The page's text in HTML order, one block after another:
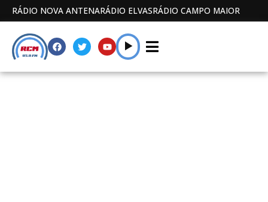
RÁDIO NOVA ANTENARÁDIO ELVASRÁDIO CAMPO MAIOR